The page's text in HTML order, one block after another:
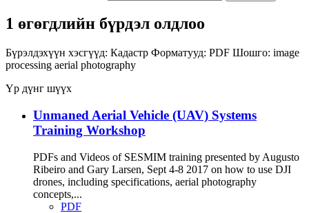
1 өгөгдлийн бүрдэл олдлоо
Бүрэлдэхүүн хэсгүүд: Кадастр Форматууд: PDF Шошго: image
processing aerial photography
Үр дүнг шүүх
Unmaned Aerial Vehicle (UAV) Systems
Training Workshop
PDFs and Videos of SESMIM training presented by Augusto
Ribeiro and Gary Larsen, Sept 4-8 2017 on how to use DJI
drones, including specifications, aerial photography
concepts,...
PDF